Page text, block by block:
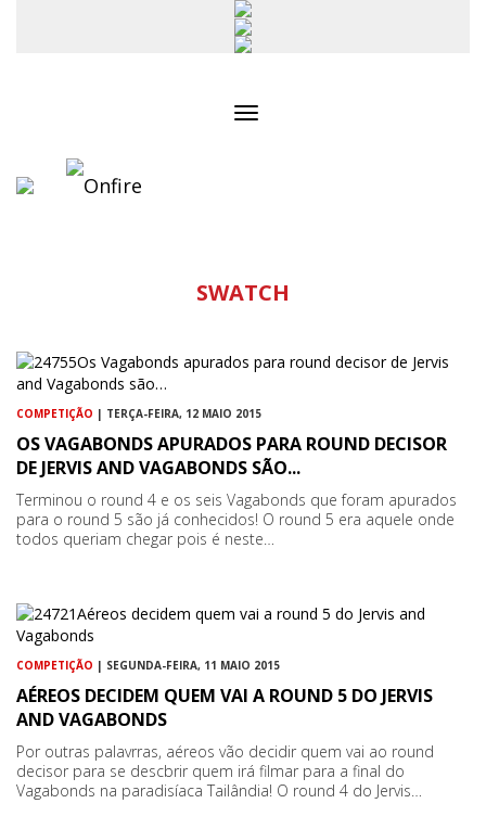
SWATCH
COMPETIÇÃO | TERÇA-FEIRA, 12 MAIO 2015
OS VAGABONDS APURADOS PARA ROUND DECISOR
DE JERVIS AND VAGABONDS SÃO...
Terminou o round 4 e os seis Vagabonds que foram apurados
para o round 5 são já conhecidos! O round 5 era aquele onde
todos queriam chegar pois é neste…
COMPETIÇÃO | SEGUNDA-FEIRA, 11 MAIO 2015
AÉREOS DECIDEM QUEM VAI A ROUND 5 DO JERVIS
AND VAGABONDS
Por outras palavrras, aéreos vão decidir quem vai ao round
decisor para se descbrir quem irá filmar para a final do
Vagabonds na paradisíaca Tailândia! O round 4 do Jervis…